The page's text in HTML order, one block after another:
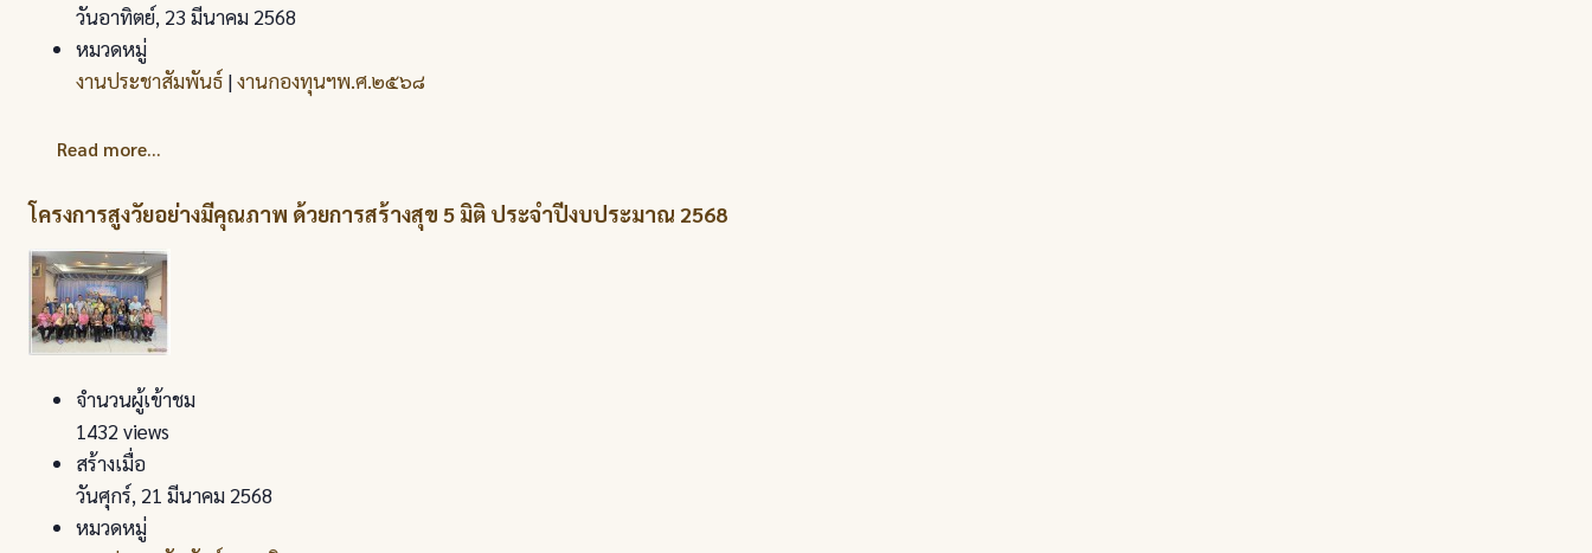
วันอาทิตย์, 23 มีนาคม 2568
หมวดหมู่
งานประชาสัมพันธ์ |งานกองทุนฯพ.ศ.๒๕๖๘
Read more...
โครงการสูงวัยอย่างมีคุณภาพ ด้วยการสร้างสุข 5 มิติ ประจำปีงบประมาณ 2568
จำนวนผู้เข้าชม
1432 views
สร้างเมื่อ
วันศุกร์, 21 มีนาคม 2568
หมวดหมู่